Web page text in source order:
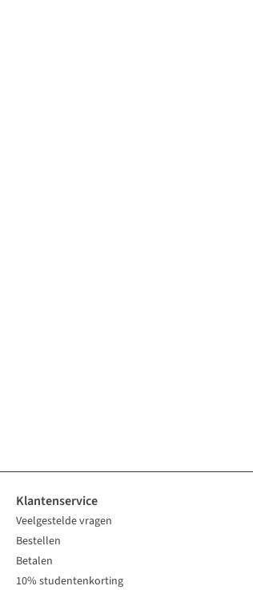
Klantenservice
Veelgestelde vragen
Bestellen
Betalen
10% studentenkorting